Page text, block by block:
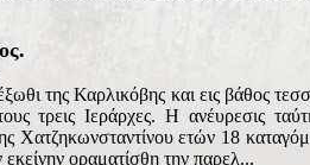
της Καρλικόβης και εις βάθος
τρεις Ιεράρχες. Η ανέυρεσις
Χατζηκωνσταντίνου ετών 18
εκείνην οραματίσθη την παρελ...